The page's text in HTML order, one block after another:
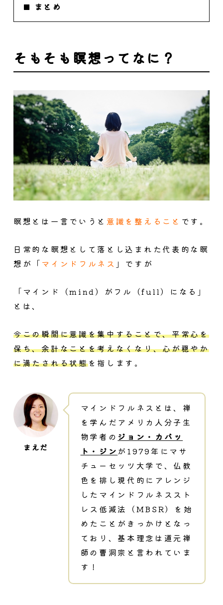
まとめ
そもそも瞑想ってなに？
瞑想とは一言でいうと 意識を整えること です。
日常的な瞑想として落とし込まれた代表的な瞑
想が「 マインドフルネス 」ですが
「マインド（mind）がフル（full）になる」
とは、
今この瞬間に意識を集中することで、平常心を
保ち、余計なことを考えなくなり、心が穏やか
に満たされる状態を指します。
マインドフルネスとは、禅
を学んだアメリカ人分子生
物学者の ジョン・カバッ
ト・ジン が1979年にマサ
チューセッツ大学で、仏教
色を排し現代的にアレンジ
したマインドフルネススト
レス低減法（MBSR）を始
めたことがきっかけとなっ
ており、基本理念は道元禅
師の曹洞宗と言われていま
す！